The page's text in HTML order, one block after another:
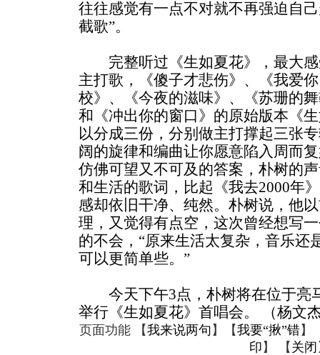
往往感觉有一点不对就不再强迫自
截歌”。
完整听过《生如夏花》，最大感
主打歌，《傻子才悲伤》、《我爱
校》、《今夜的滋味》、《苏珊的
和《冲出你的窗口》的原始版本《
以分成三份，分别做主打撑起三张
阔的旋律和编曲让你愿意陷入周而
仿佛可望又不可及的答案，朴树的
和生活的歌词，比起《我去2000年
感却依旧干净、纯然。朴树说，他
理，又觉得有点空，这次曾经想写
的不会，“原来生活太复杂，音乐还
可以更简单些。”
今天下午3点，朴树将在位于亮
举行《生如夏花》首唱会。 （杨文
页面功能 【我来说两句 】【我要“揪”错】
印 】 【 关闭